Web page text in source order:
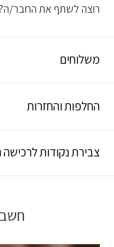
משלוחים
החלפות והחזרות
צבירת נקודות
רוצה לשתף את החבר/